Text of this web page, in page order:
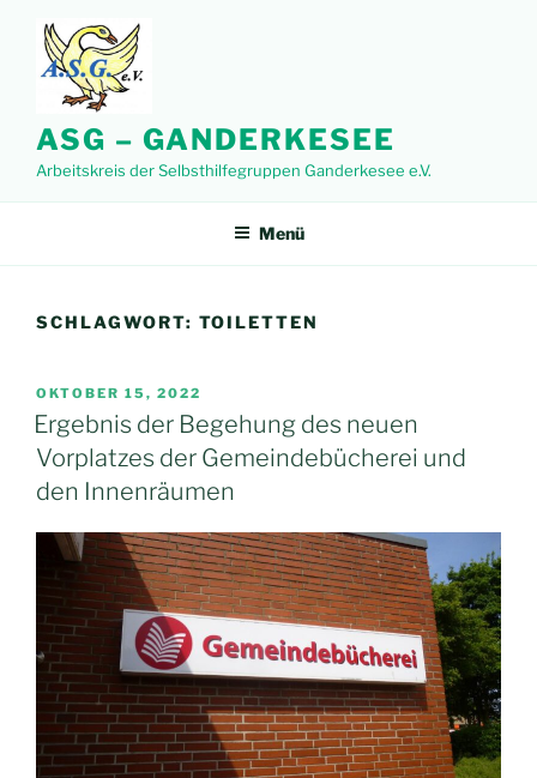
Inhalt
springen
ASG – GANDERKESEE
Arbeitskreis der Selbsthilfegruppen Ganderkesee e.V.
Menü
SCHLAGWORT: TOILETTEN
VERÖFFENTLICHT
AM
OKTOBER 15, 2022
Ergebnis der Begehung des neuen
Vorplatzes der Gemeindebücherei und
den Innenräumen